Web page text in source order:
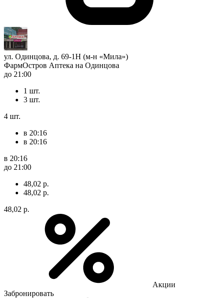
ул. Одинцова, д. 69-1Н (м-н «Мила»)
ФармОстров Аптека на Одинцова
до 21:00
1 шт.
3 шт.
4 шт.
в 20:16
в 20:16
в 20:16
до 21:00
48,02 р.
48,02 р.
48,02 р.
Акции
Забронировать